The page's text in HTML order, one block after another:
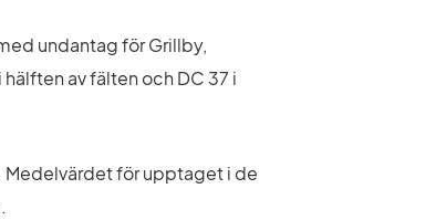
undantag för Grillby,
av fälten och DC 37 i
Medelvärdet för upptaget i de